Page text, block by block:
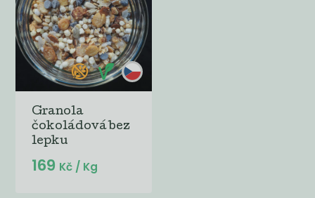
Granola
čokoládová bez
lepku
169 Kč / Kg